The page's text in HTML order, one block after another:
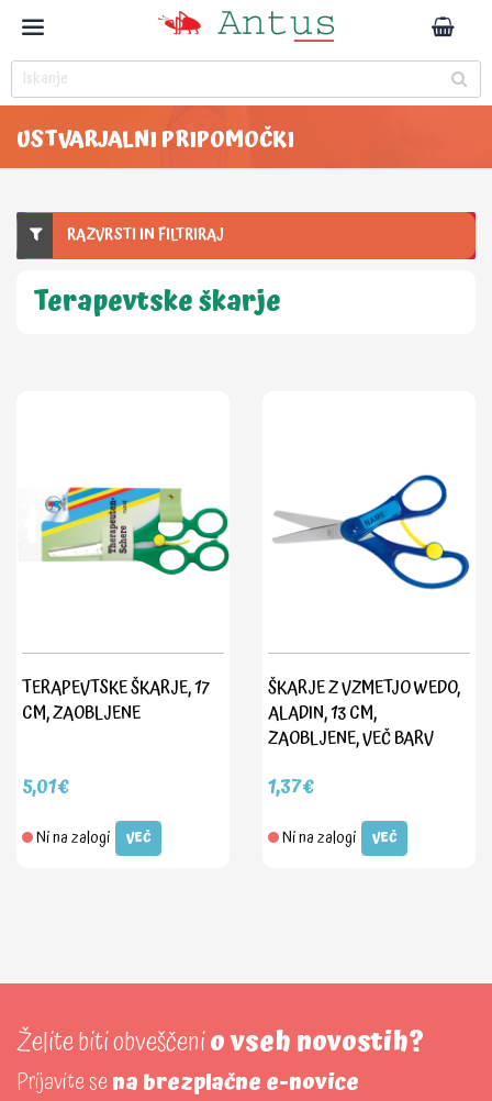
USTVARJALNI PRIPOMOČKI
RAZVRSTI IN FILTRIRAJ
Terapevtske škarje
TERAPEVTSKE ŠKARJE, 17
CM, ZAOBLJENE
5,01€
Ni na zalogi VEČ
ŠKARJE Z VZMETJO WEDO,
ALADIN, 13 CM,
ZAOBLJENE, VEČ BARV
1,37€
Ni na zalogi VEČ
Želite biti obveščenio vseh novostih?
Prijavite sena brezplačne e-novice